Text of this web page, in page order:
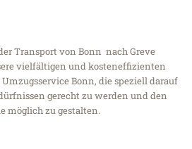
Transport von Bonn nach Greve
vielfältigen und kosteneffizienten
Bonn, die speziell darauf
gerecht zu werden und den
möglich zu gestalten.